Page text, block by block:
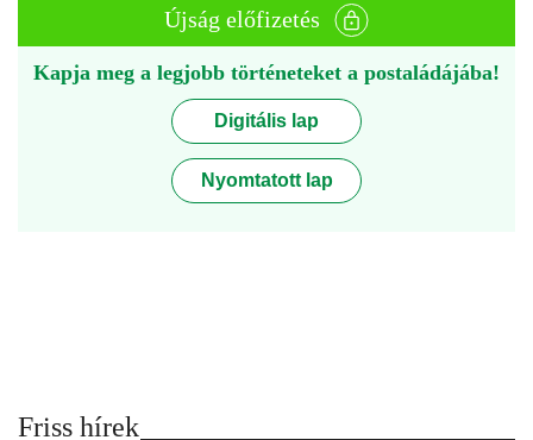
Újság előfizetés
Kapja meg a legjobb történeteket a postaládájába!
Digitális lap
Nyomtatott lap
Friss hírek